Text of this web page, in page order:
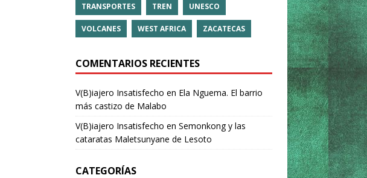
TRANSPORTES TREN UNESCO
VOLCANES WEST AFRICA ZACATECAS
COMENTARIOS RECIENTES
V(B)iajero Insatisfecho en Ela Nguema. El barrio
más castizo de Malabo
V(B)iajero Insatisfecho en Semonkong y las
cataratas Maletsunyane de Lesoto
CATEGORÍAS